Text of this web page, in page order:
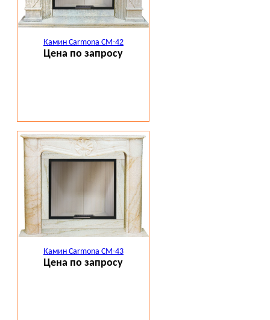
Камин Carmona CM-42
Цена по запросу
Камин Carmona CM-43
Цена по запросу